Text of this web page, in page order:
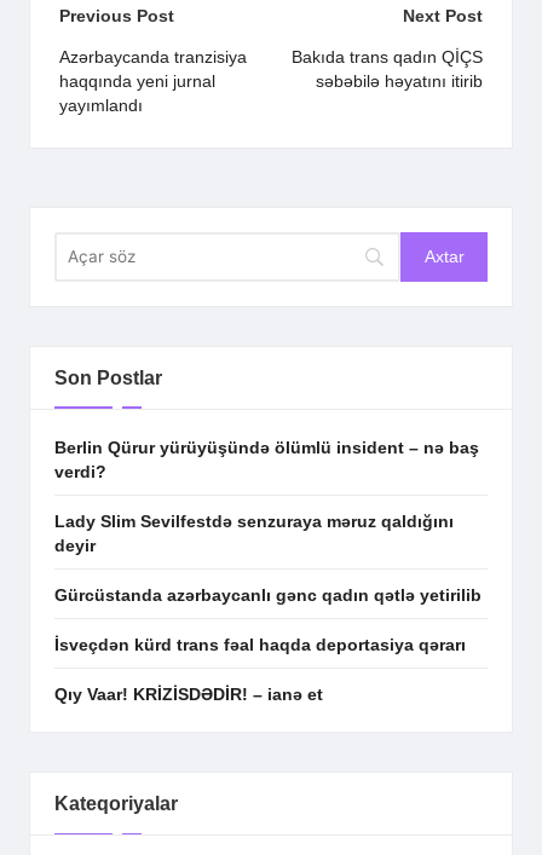
Post
navigation
Previous Post
Azərbaycanda tranzisiya
haqqında yeni jurnal
yayımlandı
Next Post
Bakıda trans qadın QİÇS
səbəbilə həyatını itirib
Son Postlar
Berlin Qürur yürüyüşündə ölümlü insident – nə baş
verdi?
Lady Slim Sevilfestdə senzuraya məruz qaldığını
deyir
Gürcüstanda azərbaycanlı gənc qadın qətlə yetirilib
İsveçdən kürd trans fəal haqda deportasiya qərarı
Qıy Vaar! KRİZİSDƏDİR! – ianə et
Kateqoriyalar